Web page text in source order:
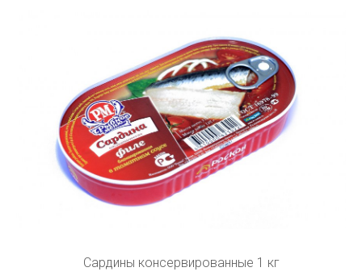
Сардины консервированные 1 кг